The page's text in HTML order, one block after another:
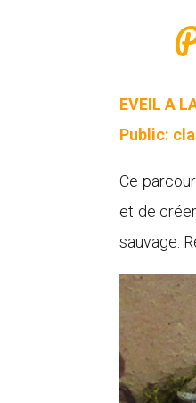
EVEIL A
Public:
Ce
et de
sauvage.